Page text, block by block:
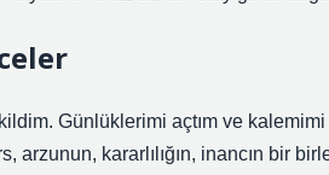
Günlüklerimi açtım ve
arzunun, kararlılığın, inancın bir